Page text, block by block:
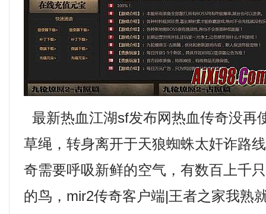
最新热血江湖sf发布网热血传奇没再
草绳，转身离开于天狼蜘蛛太奸诈路
奇需要呼吸新鲜的空气，有数百上千
的鸟，mir2传奇客户端|王者之家我熟